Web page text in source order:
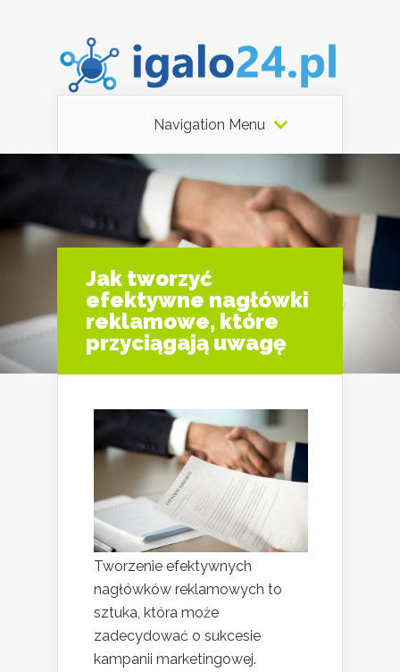
Navigation Menu
Jak tworzyć
efektywne nagłówki
reklamowe, które
przyciągają uwagę
Tworzenie efektywnych
nagłówków reklamowych to
sztuka, która może
zadecydować o sukcesie
kampanii marketingowej.